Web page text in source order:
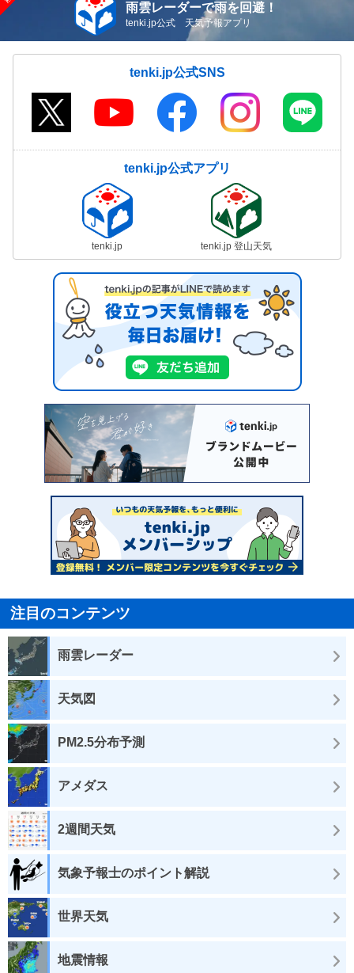
雨雲レーダーで雨を回避！
tenki.jp公式 天気予報アプリ
tenki.jp公式SNS
tenki.jp公式アプリ
tenki.jp tenki.jp 登山天気
注目のコンテンツ
雨雲レーダー
天気図
PM2.5分布予測
アメダス
2週間天気
気象予報士のポイント解説
世界天気
地震情報